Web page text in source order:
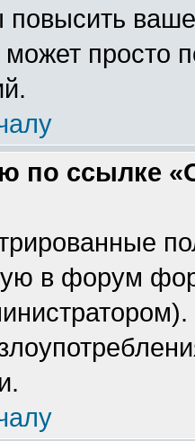
повысить
просто
по ссылке
в форум